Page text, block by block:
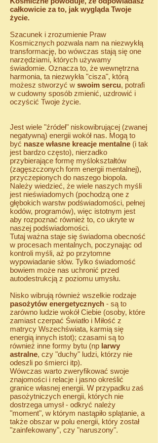
całkowicie za to, jak wygląda Twoje
życie.
Szacunek i zrozumienie Praw
Kosmicznych pozwala nam na niezwykłą
transformację, bo wówczas stają się one
narzędziami, których używamy
świadomie. Oznacza to, że wewnętrzna
harmonia, ta niezwykła "cisza", którą
możesz stworzyć w swoim sercu, potrafi
w cudowny sposób zmienić, uzdrowić i
oczyścić Twoje życie.
Jest wiele "źródeł" niskowibrującej (zwanej
negatywną) energii wokół nas. Mogą to
być nasze własne kreacje mentalne (i tak
jest bardzo często), nierzadko
przybierające formę myślokształtów
(zagęszczonych form energii mentalnej),
przyczepionych do naszego biopola.
Należy wiedzieć, że wiele naszych myśli
jest nieświadomych (pochodzą one z
głębokich warstw podświadomości, pełnej
kodów, programów), więc istotnym jest
aby rozpoznać również to, co ukryte w
naszej podświadomości.
Tutaj ważna staje się świadoma obecność
w procesach mentalnych, poczynając od
kontroli myśli, aż po przytomne
wypowiadanie słów. Tylko świadomość
bowiem może nas uchronić przed
autodestrukcją z poziomu umysłu.
Nisko wibrują również wszelkie rodzaje
pasożytów energetycznych - są to
zarówno ludzie wokół Ciebie (osoby, które
zamiast czerpać Światło i Miłość z
matrycy Wszechświata, karmią się
energią innych istot); czasami są to
również inne formy bytu (np larwy
astralne, czy "duchy" ludzi, którzy nie
odeszli po śmierci itp).
Wówczas warto zweryfikować swoje
znajomości i relacje i jasno określić
granice własnej energii. W przypadku zaś
pasożytniczych energii, których nie
dostrzega umysł - odkryć należy
"moment", w którym nastąpiło splątanie, a
także obszar w polu energii, który został
"zainfekowany", czy "naruszony".